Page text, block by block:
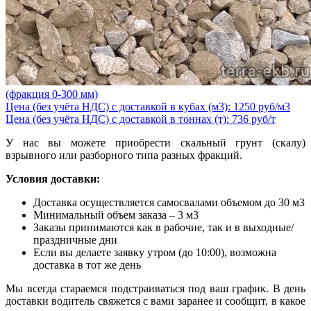
(фракция 0-300 мм)
Цена (без учёта НДС) с доставкой в кубах (м3): 1250 руб/м3
Цена (без учёта НДС) с доставкой в тоннах (т): 736 руб/т
У нас вы можете приобрести скальный грунт (скалу)
взрывного или разборного типа разных фракций.
Условия доставки:
Доставка осуществляется самосвалами объемом до 30 м3
Минимальный объем заказа – 3 м3
Заказы принимаются как в рабочие, так и в выходные/
праздничные дни
Если вы делаете заявку утром (до 10:00), возможна
доставка в тот же день
Мы всегда стараемся подстраиваться под ваш график. В день
доставки водитель свяжется с вами заранее и сообщит, в какое